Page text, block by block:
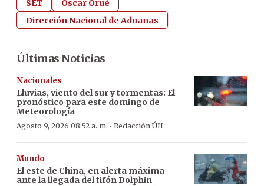
SET
Óscar Orué
Dirección Nacional de Aduanas
Últimas Noticias
Nacionales
Lluvias, viento del sur y tormentas: El
pronóstico para este domingo de
Meteorología
Agosto 9, 2026 08:52 a. m. · Redacción ÚH
Mundo
El este de China, en alerta máxima
ante la llegada del tifón Dolphin